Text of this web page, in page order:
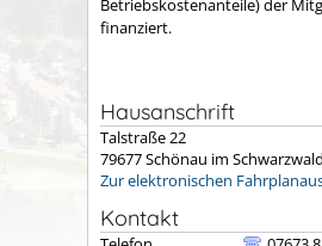
finanziert.
Hausanschrift
Talstraße 22
79677Schönau im Schwarzwald
Zur elektronischen
Kontakt